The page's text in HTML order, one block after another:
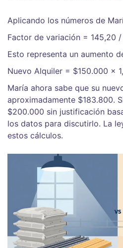
Aplicando los números de
Factor de variación = 145,20 /
Esto representa un aumento
Nuevo Alquiler = $150.000 ×
María ahora sabe que su
aproximadamente $183.800.
$200.000 sin justificación
los datos para discutirlo. La
estos cálculos.